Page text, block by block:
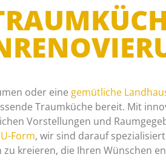
oder eine gemütliche
Traumküche bereit. Mit
Vorstellungen und
U-Form, wir sind darauf
kreieren, die Ihren Wünschen